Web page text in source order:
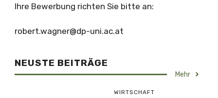
Ihre Bewerbung richten Sie bitte an:
robert.wagner@dp-uni.ac.at
NEUSTE BEITRÄGE
Mehr
WIRTSCHAFT